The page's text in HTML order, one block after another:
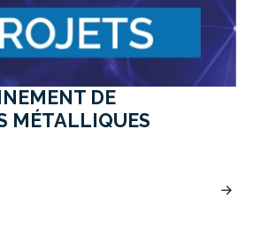
DE
MÉTALLIQUES